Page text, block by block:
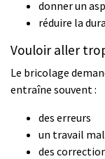
donner un
réduire la
Vouloir aller
Le bricolage
entraîne souvent :
des erreurs
un travail
des